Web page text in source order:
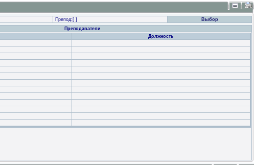
Препод:[ ]
Выбор
Преподаватели
Должность